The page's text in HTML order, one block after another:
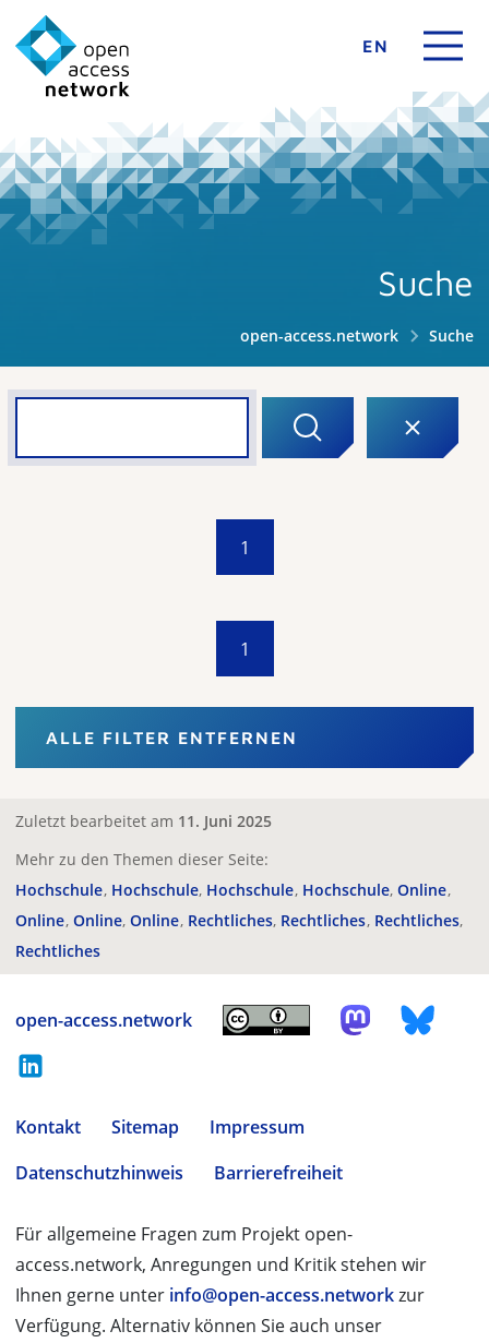
EN
Suche
open-access.network Suche
1
1
ALLE FILTER ENTFERNEN
Zuletzt bearbeitet am 11. Juni 2025
Mehr zu den Themen dieser Seite:
Hochschule Hochschule Hochschule Hochschule Online
Online Online Online Rechtliches Rechtliches Rechtliches
Rechtliches
open-access.network
Kontakt Sitemap
Impressum
Datenschutzhinweis
Barrierefreiheit
Für allgemeine Fragen zum Projekt open-
access.network, Anregungen und Kritik stehen wir
Ihnen gerne unter info@open-access.networkzur
Verfügung. Alternativ können Sie auch unser